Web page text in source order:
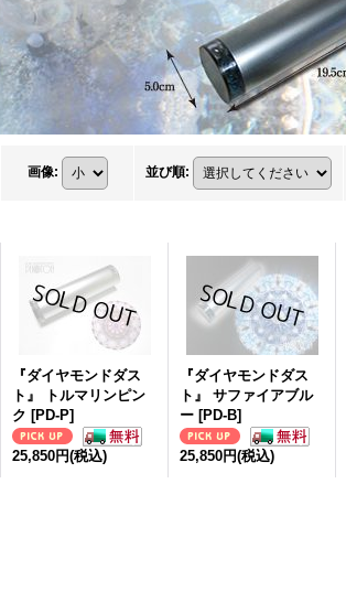
画像: 並び順:
『ダイヤモンドダス
ト』 トルマリンピン
ク [PD-P]
25,850円(税込)
『ダイヤモンドダス
ト』 サファイアブル
ー [PD-B]
25,850円(税込)